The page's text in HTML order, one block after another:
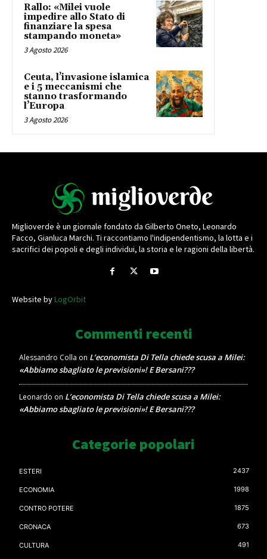
Rallo: «Milei vuole
impedire allo Stato di
finanziare la spesa
stampando moneta»
3 Agosto 2026
Ceuta, l’invasione islamica
e i 5 meccanismi che
stanno trasformando
l’Europa
3 Agosto 2026
Miglioverde è un giornale fondato da Gilberto Oneto, Leonardo
Facco, Gianluca Marchi. Ti raccontiamo l'indipendentismo, la lotta e i
sacrifici dei popoli e degli individui, la storia e le ragioni della libertà.
Website byLogOrbit
Commenti recenti
Alessandro Colla on L’economista Di Tella chiede scusa a Milei:
«Abbiamo sbagliato le previsioni»! E Bersani???
Leonardo on L’economista Di Tella chiede scusa a Milei:
«Abbiamo sbagliato le previsioni»! E Bersani???
Categorie popolari
ESTERI 2437
ECONOMIA 1998
CONTRO POTERE 1875
CRONACA 673
CULTURA 491